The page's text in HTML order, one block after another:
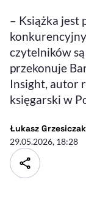
Sprawdź, jak i
Deklaracja
– Książka jest
czytelników
przekonuje
Insight, autor
księgarski w
Łukasz Grzesiczak
29.05.2026, 18:28